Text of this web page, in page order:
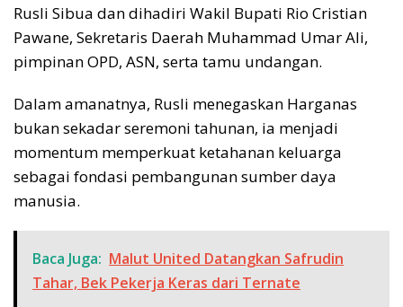
Rusli Sibua dan dihadiri Wakil Bupati Rio Cristian
Pawane, Sekretaris Daerah Muhammad Umar Ali,
pimpinan OPD, ASN, serta tamu undangan.
Dalam amanatnya, Rusli menegaskan Harganas
bukan sekadar seremoni tahunan, ia menjadi
momentum memperkuat ketahanan keluarga
sebagai fondasi pembangunan sumber daya
manusia.
Baca Juga: Malut United Datangkan Safrudin
Tahar, Bek Pekerja Keras dari Ternate